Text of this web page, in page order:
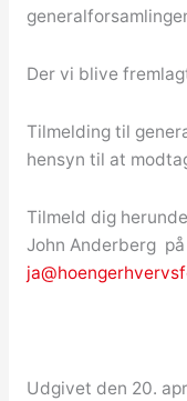
Der vi blive
Tilmelding til
hensyn til at
Tilmeld dig
John Anderberg på
Udgivet den 20.